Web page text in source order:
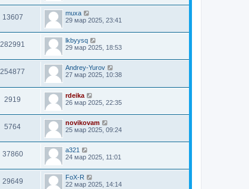
13607
muxa
29 мар 2025, 23:41
282991
lkbyysq
29 мар 2025, 18:53
254877
Andrey-Yurov
27 мар 2025, 10:38
2919
rdeika
26 мар 2025, 22:35
5764
novikovam
25 мар 2025, 09:24
37860
a321
24 мар 2025, 11:01
29649
FoX-R
22 мар 2025, 14:14